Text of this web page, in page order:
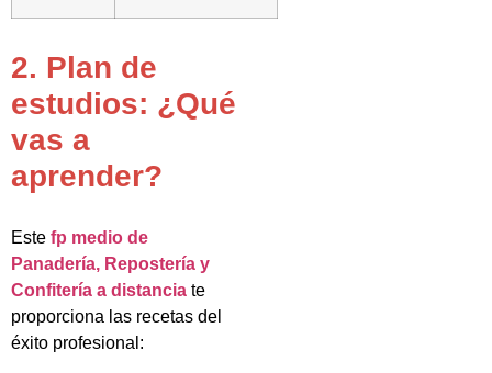
2. Plan de
estudios: ¿Qué
vas a
aprender?
Este fp medio de
Panadería, Repostería y
Confitería a distancia te
proporciona las recetas del
éxito profesional: